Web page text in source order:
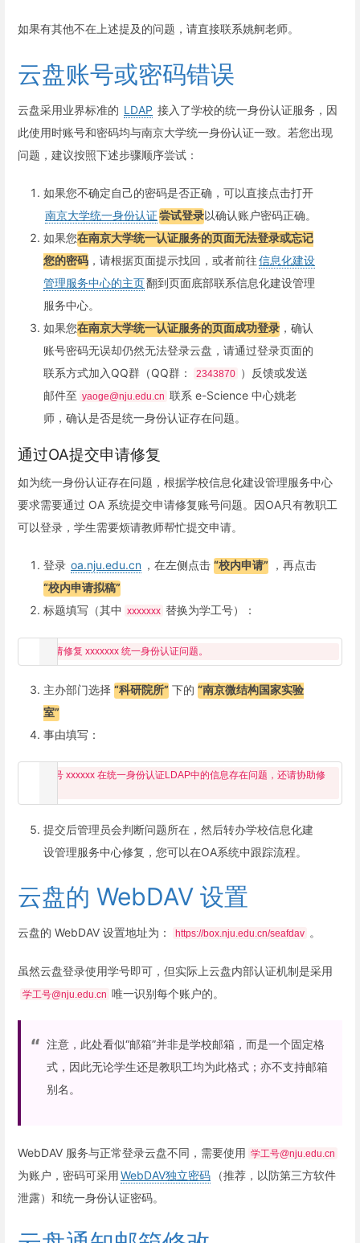
如果有其他不在上述提及的问题，请直接联系姚舸老师。
云盘账号或密码错误
云盘采用业界标准的 LDAP 接入了学校的统一身份认证服务，因
此使用时账号和密码均与南京大学统一身份认证一致。若您出现
问题，建议按照下述步骤顺序尝试：
如果您不确定自己的密码是否正确，可以直接点击打开
南京大学统一身份认证尝试登录以确认账户密码正确。
如果您在南京大学统一认证服务的页面无法登录或忘记
您的密码 ，请根据页面提示找回，或者前往信息化建设
管理服务中心的主页翻到页面底部联系信息化建设管理
服务中心。
如果您在南京大学统一认证服务的页面成功登录 ，确认
账号密码无误却仍然无法登录云盘，请通过登录页面的
联系方式加入QQ群（QQ群：
2343870
）反馈或发送
邮件至 yaoge@nju.edu.cn 联系 e-Science 中心姚老
师，确认是否是统一身份认证存在问题。
通过OA提交申请修复
如为统一身份认证存在问题，根据学校信息化建设管理服务中心
要求需要通过 OA 系统提交申请修复账号问题。因OA只有教职工
可以登录，学生需要烦请教师帮忙提交申请。
登录 oa.nju.edu.cn ，在左侧点击 “校内申请” ，再点击
“校内申请拟稿”
标题填写（其中
xxxxxxx 替换为学工号）：
主办部门选择 “科研院所” 下的 “南京微结构国家实验
室”
事由填写：
账号 xxxxxx 在统一身份认证LDAP中的信息存在问题，还请协助修
提交后管理员会判断问题所在，然后转办学校信息化建
设管理服务中心修复，您可以在OA系统中跟踪流程。
云盘的 WebDAV 设置
云盘的 WebDAV 设置地址为： https://box.nju.edu.cn/seafdav 。
虽然云盘登录使用学号即可，但实际上云盘内部认证机制是采用
学工号@nju.edu.cn 唯一识别每个账户的。
注意，此处看似“邮箱”并非是学校邮箱，而是一个固定格
式，因此无论学生还是教职工均为此格式；亦不支持邮箱
别名。
WebDAV 服务与正常登录云盘不同，需要使用 学工号@nju.edu.cn
为账户，密码可采用WebDAV独立密码
（推荐，以防第三方软件
泄露）和统一身份认证密码。